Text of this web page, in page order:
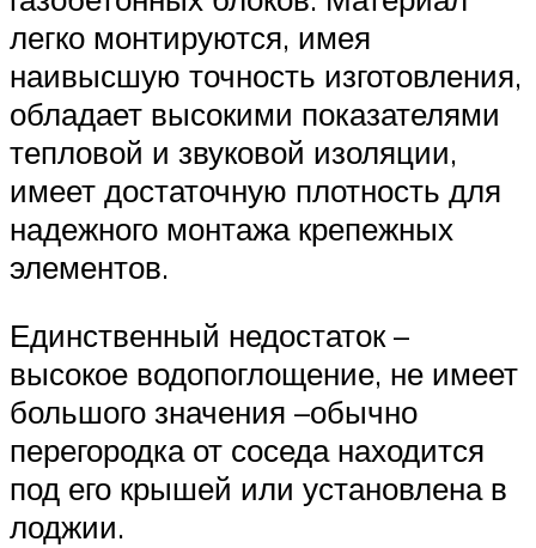
легко монтируются, имея
наивысшую точность изготовления,
обладает высокими показателями
тепловой и звуковой изоляции,
имеет достаточную плотность для
надежного монтажа крепежных
элементов.
Единственный недостаток –
высокое водопоглощение, не имеет
большого значения –обычно
перегородка от соседа находится
под его крышей или установлена в
лоджии.